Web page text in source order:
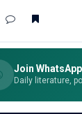
Join
Daily literature,